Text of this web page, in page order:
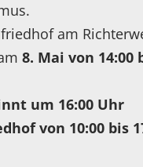
am
8. Mai von 14:00
um 16:00 Uhr
von 10:00 bis